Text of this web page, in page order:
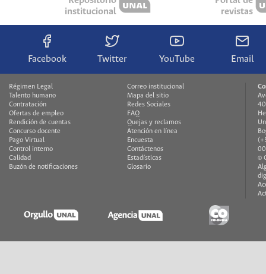
institucional
revistas
Facebook Twitter YouTube Email
Régimen Legal
Talento humano
Contratación
Ofertas de empleo
Rendición de cuentas
Concurso docente
Pago Virtual
Control interno
Calidad
Buzón de notificaciones
Correo institucional
Mapa del sitio
Redes Sociales
FAQ
Quejas y reclamos
Atención en línea
Encuesta
Contáctenos
Estadísticas
Glosario
©